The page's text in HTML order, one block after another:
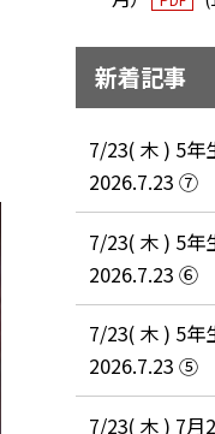
新着記事
7/23( 木 ) 5年
2026.7.23 ⑦
7/23( 木 ) 5年
2026.7.23 ⑥
7/23( 木 ) 5年
2026.7.23 ⑤
7/23( 木 ) 7月